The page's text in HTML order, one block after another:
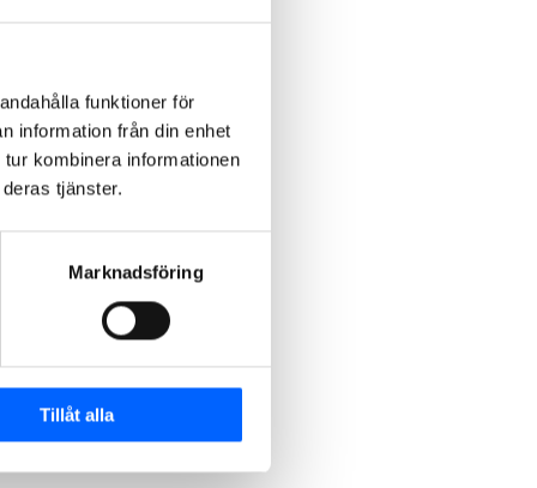
funktioner för
information från din enhet
kombinera informationen
tjänster.
Marknadsföring
Tillåt alla